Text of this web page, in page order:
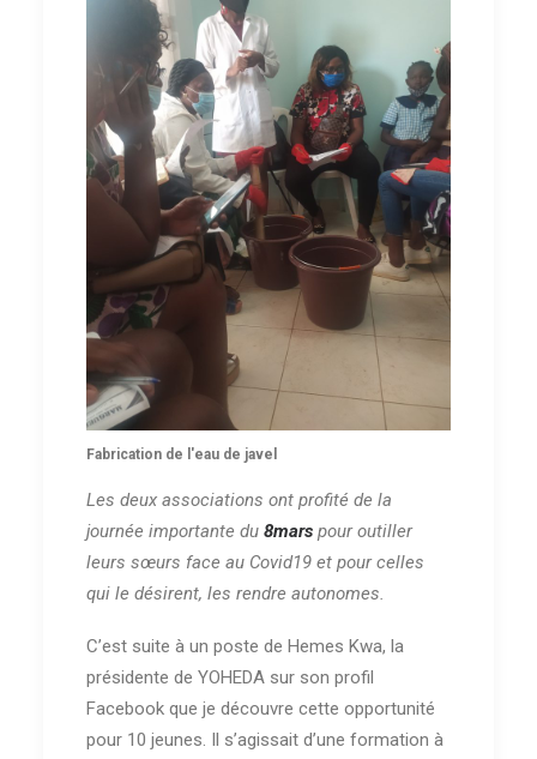
Fabrication de l'eau de javel
Les deux associations ont profité de la
journée importante du 8mars pour outiller
leurs sœurs face au Covid19 et pour celles
qui le désirent, les rendre autonomes.
C’est suite à un poste de Hemes Kwa, la
présidente de YOHEDA sur son profil
Facebook que je découvre cette opportunité
pour 10 jeunes. Il s’agissait d’une formation à